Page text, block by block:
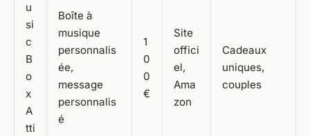
u
si
c
B
o
x
A
tti
Boîte à
musique
personnalis
ée,
message
personnalis
é
1
0
0
€
Site
offici
el,
Ama
zon
Cadeaux
uniques,
couples